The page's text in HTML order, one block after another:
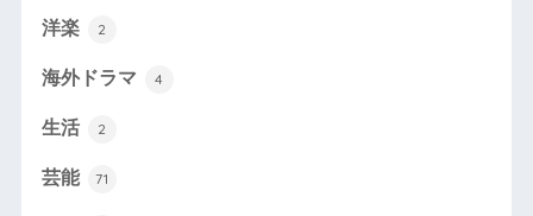
洋楽 2
海外ドラマ 4
生活 2
芸能 71